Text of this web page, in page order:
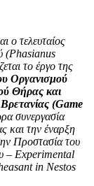
ο τελευταίος
(Phasianus
το έργο της
Οργανισμού
Θήρας και
(Game
συνεργασία
και την έναρξη
Προστασία του
– Experimental
in Nestos